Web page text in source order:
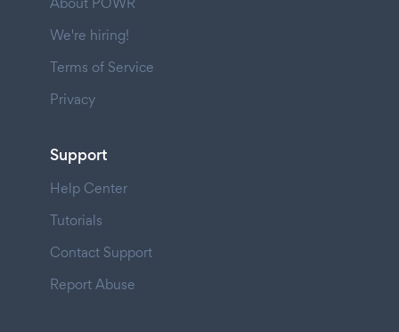
We're hiring!
Terms of Service
Privacy
Support
Help Center
Tutorials
Contact Support
Report Abuse